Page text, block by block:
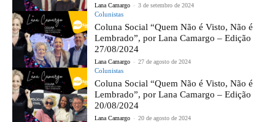
Lana Camargo - 3 de setembro de 2024
Colunistas
Coluna Social “Quem Não é Visto, Não é
Lembrado”, por Lana Camargo – Edição
27/08/2024
Lana Camargo - 27 de agosto de 2024
Colunistas
Coluna Social “Quem Não é Visto, Não é
Lembrado”, por Lana Camargo – Edição
20/08/2024
Lana Camargo - 20 de agosto de 2024